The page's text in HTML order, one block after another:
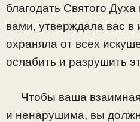
благодать Святого
вами, утверждала вас в
охраняла от всех
ослабить и разрушить
Чтобы ваша
и ненарушима, вы